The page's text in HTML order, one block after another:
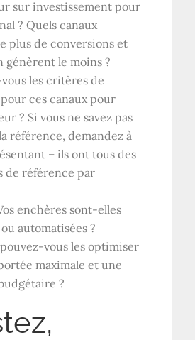
sur investissement pour
? Quels canaux
plus de conversions et
génèrent le moins ?
les critères de
ces canaux pour
? Si vous ne savez pas
référence, demandez à
– ils ont tous des
de référence par
enchères sont-elles
automatisées ?
vous les optimiser
maximale et une
?